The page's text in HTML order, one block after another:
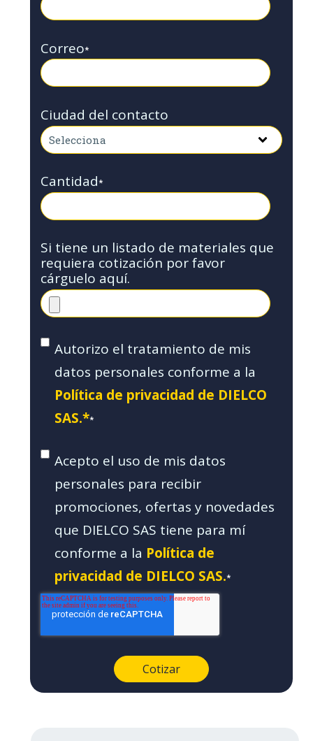
Correo*
Ciudad del contacto
Cantidad*
Si tiene un listado de materiales que
requiera cotización por favor
cárguelo aquí.
Autorizo el tratamiento de mis
datos personales conforme a la
Política de privacidad de DIELCO
SAS.**
Acepto el uso de mis datos
personales para recibir
promociones, ofertas y novedades
que DIELCO SAS tiene para mí
conforme a la Política de
privacidad de DIELCO SAS.*